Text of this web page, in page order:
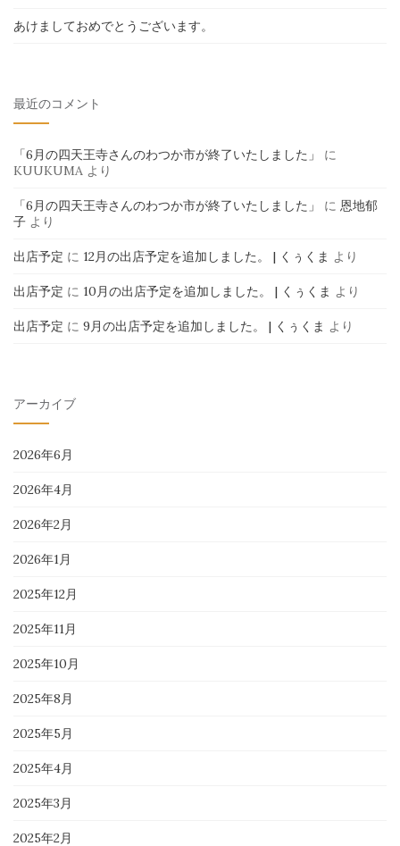
あけましておめでとうございます。
最近のコメント
「6月の四天王寺さんのわつか市が終了いたしました」
に
KUUKUMA より
「6月の四天王寺さんのわつか市が終了いたしました」 に 恩地郁
子 より
出店予定 に 12月の出店予定を追加しました。 | くぅくま より
出店予定 に 10月の出店予定を追加しました。 | くぅくま より
出店予定 に 9月の出店予定を追加しました。 | くぅくま より
アーカイブ
2026年6月
2026年4月
2026年2月
2026年1月
2025年12月
2025年11月
2025年10月
2025年8月
2025年5月
2025年4月
2025年3月
2025年2月